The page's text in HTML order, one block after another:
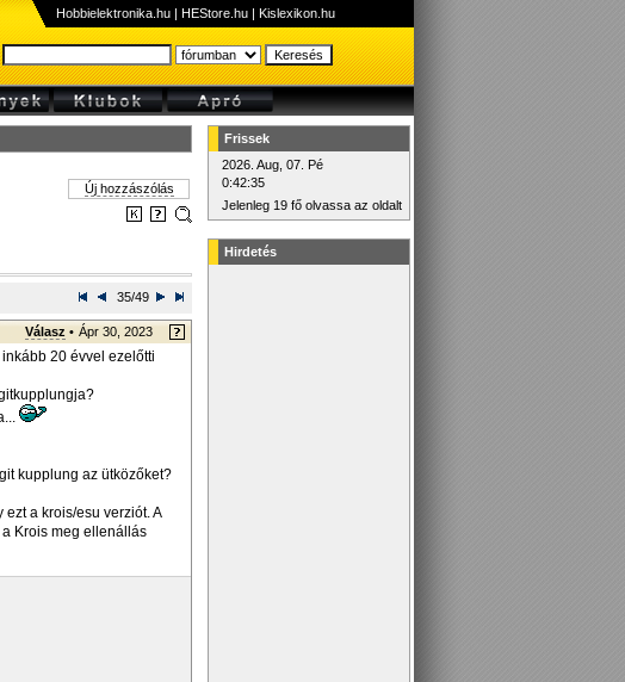
Hobbielektronika.hu | HEStore.hu | Kislexikon.hu
Új hozzászólás
35/49
Válasz • Ápr 30, 2023
20 évvel ezelőtti
kupplung az ütközőket?
a krois/esu verziót. A
Krois meg ellenállás
Frissek
2026. Aug, 07. Pé
0:42:35
Jelenleg 19 fő olvassa az oldalt
Hirdetés